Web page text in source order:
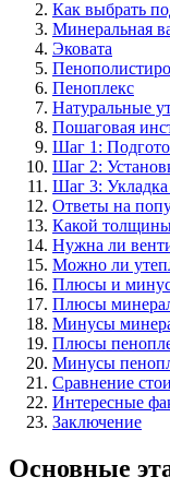
Как выбрать
Минеральная
Эковата
Пеноплекс
Натуральные
Пошаговая
Шаг 1:
Шаг 2:
Шаг 3: Укладка
Ответы на
Какой
Нужна ли
Можно ли
Плюсы и
Плюсы
Минусы
Плюсы
Минусы
Сравнение
Интересные
Заключение
Основные